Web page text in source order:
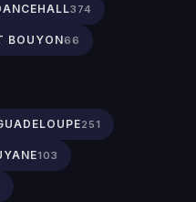
374
BOUYON66
251
103